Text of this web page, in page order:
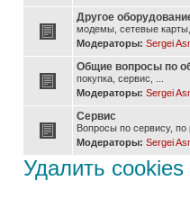
Другое
модемы, сетевые
Модераторы: Sergei
Общие вопросы по
покупка, сервис, ...
Модераторы: Sergei
Сервис
Вопросы по сервису, по
Модераторы: Sergei
Удалить